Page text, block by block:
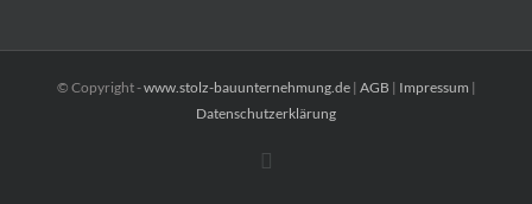
© Copyright -www.stolz-bauunternehmung.de| AGB | Impressum |
Datenschutzerklärung